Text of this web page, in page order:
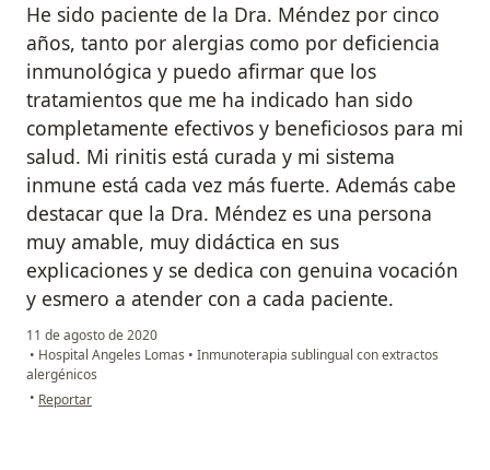
He sido paciente de la Dra. Méndez por cinco
años, tanto por alergias como por deficiencia
inmunológica y puedo afirmar que los
tratamientos que me ha indicado han sido
completamente efectivos y beneficiosos para mi
salud. Mi rinitis está curada y mi sistema
inmune está cada vez más fuerte. Además cabe
destacar que la Dra. Méndez es una persona
muy amable, muy didáctica en sus
explicaciones y se dedica con genuina vocación
y esmero a atender con a cada paciente.
11 de agosto de 2020
• Hospital Angeles Lomas • Inmunoterapia sublingual con extractos
alergénicos
• en opinión del usuario Peggy Gamez A.
Reportar